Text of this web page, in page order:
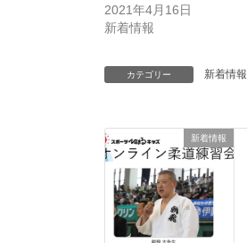
2021年4月16日
新着情報
カテゴリー 新着情報
新着情報